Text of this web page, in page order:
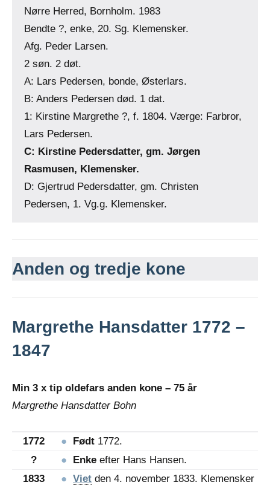
Nørre Herred, Bornholm. 1983
Bendte ?, enke, 20. Sg. Klemensker.
Afg. Peder Larsen.
2 søn. 2 døt.
A: Lars Pedersen, bonde, Østerlars.
B: Anders Pedersen død. 1 dat.
1: Kirstine Margrethe ?, f. 1804. Værge: Farbror,
Lars Pedersen.
C: Kirstine Pedersdatter, gm. Jørgen
Rasmusen, Klemensker.
D: Gjertrud Pedersdatter, gm. Christen
Pedersen, 1. Vg.g. Klemensker.
Anden og tredje kone
Margrethe Hansdatter 1772 –
1847
Min 3 x tip oldefars anden kone – 75 år
Margrethe Hansdatter Bohn
1772 ● Født 1772.
?
● Enke efter Hans Hansen.
1833
● Viet den 4. november 1833. Klemensker